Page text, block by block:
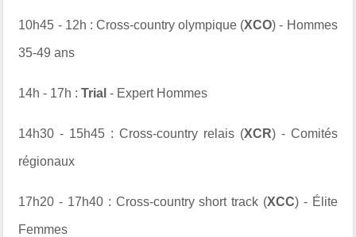
10h45 - 12h : Cross-country olympique (XCO) - Hommes
35-49 ans
14h - 17h :Trial - Expert Hommes
14h30 - 15h45 : Cross-country relais (XCR) - Comités
régionaux
17h20 - 17h40 : Cross-country short track (XCC) - Élite
Femmes